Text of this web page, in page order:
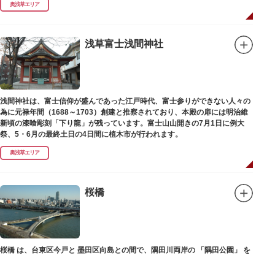
奥浅草エリア
浅草富士浅間神社
浅間神社は、富士信仰が盛んであった江戸時代、富士参りができない人々の
為に元禄年間（1688～1703）創建と推察されており、本殿の扉には明治維
新頃の漆喰彫刻「下り龍」が残っています。富士山山開きの7月1日に例大
祭、5・6月の最終土日の4日間に植木市が行われます。
奥浅草エリア
桜橋
桜橋 は、台東区今戸と 墨田区向島との間で、隅田川両岸の 「隅田公園」 を